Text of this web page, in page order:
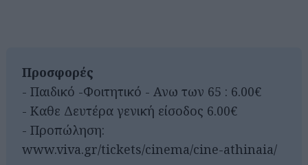
Προσφορές
- Παιδικό -Φοιτητικό - Ανω των 65 : 6.00€
- Καθε Δευτέρα γενική είσοδος 6.00€
- Προπώληση:
www.viva.gr/tickets/cinema/cine-athinaia/